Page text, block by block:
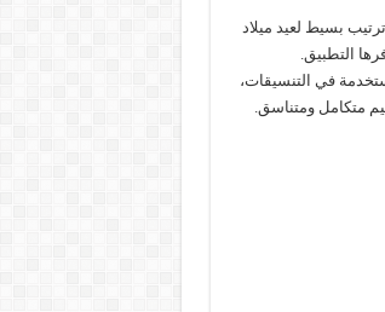
بسيط لعيد ميلاد
التطبيق.
في التنسيقات،
متكامل ومتناسق.